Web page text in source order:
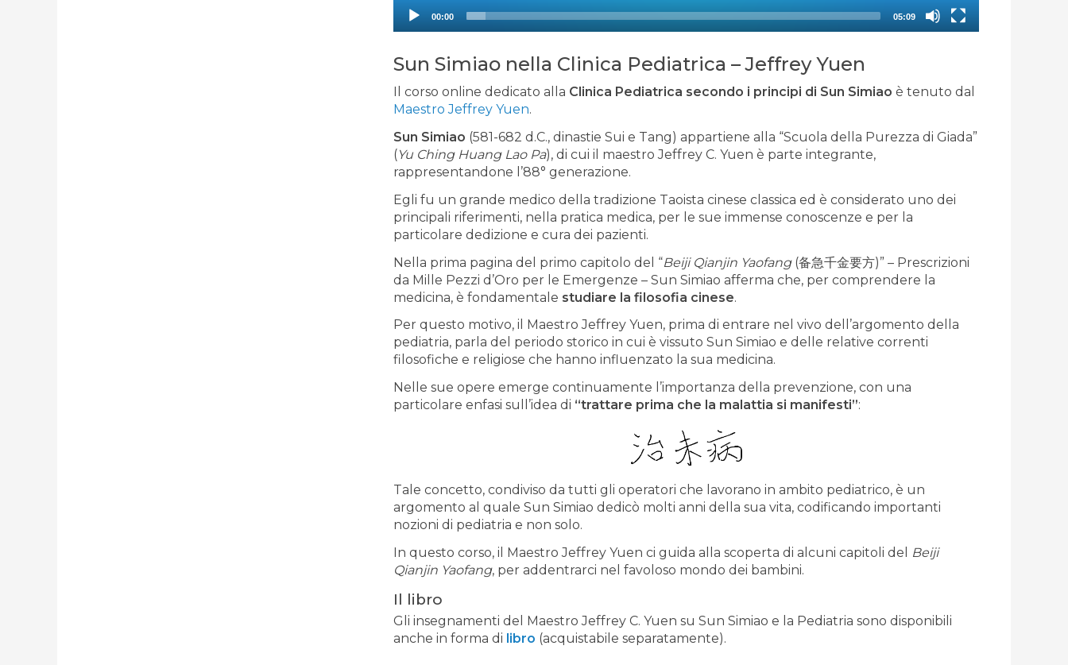
00:00 05:09
Sun Simiao nella Clinica Pediatrica – Jeffrey Yuen
Il corso online dedicato alla Clinica Pediatrica secondo i principi di Sun Simiao è tenuto dal
Maestro Jeffrey Yuen.
Sun Simiao (581-682 d.C., dinastie Sui e Tang) appartiene alla “Scuola della Purezza di Giada”
(Yu Ching Huang Lao Pa), di cui il maestro Jeffrey C. Yuen è parte integrante,
rappresentandone l’88° generazione.
Egli fu un grande medico della tradizione Taoista cinese classica ed è considerato uno dei
principali riferimenti, nella pratica medica, per le sue immense conoscenze e per la
particolare dedizione e cura dei pazienti.
Nella prima pagina del primo capitolo del “Beiji Qianjin Yaofang(备急千金要方)” – Prescrizioni
da Mille Pezzi d’Oro per le Emergenze – Sun Simiao afferma che, per comprendere la
medicina, è fondamentale studiare la filosofia cinese.
Per questo motivo, il Maestro Jeffrey Yuen, prima di entrare nel vivo dell’argomento della
pediatria, parla del periodo storico in cui è vissuto Sun Simiao e delle relative correnti
filosofiche e religiose che hanno influenzato la sua medicina.
Nelle sue opere emerge continuamente l’importanza della prevenzione, con una
particolare enfasi sull’idea di “trattare prima che la malattia si manifesti”:
Tale concetto, condiviso da tutti gli operatori che lavorano in ambito pediatrico, è un
argomento al quale Sun Simiao dedicò molti anni della sua vita, codificando importanti
nozioni di pediatria e non solo.
In questo corso, il Maestro Jeffrey Yuen ci guida alla scoperta di alcuni capitoli del Beiji
Qianjin Yaofang, per addentrarci nel favoloso mondo dei bambini.
Il libro
Gli insegnamenti del Maestro Jeffrey C. Yuen su Sun Simiao e la Pediatria sono disponibili
anche in forma di libro (acquistabile separatamente).